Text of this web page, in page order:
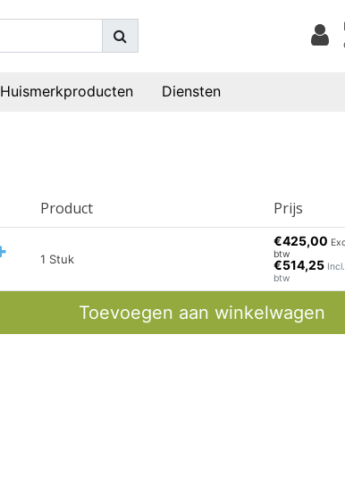
Huismerkproducten Diensten
Product Prijs
1 Stuk
€425,00
btw
€514,25 Incl.
btw
Toevoegen aan winkelwagen